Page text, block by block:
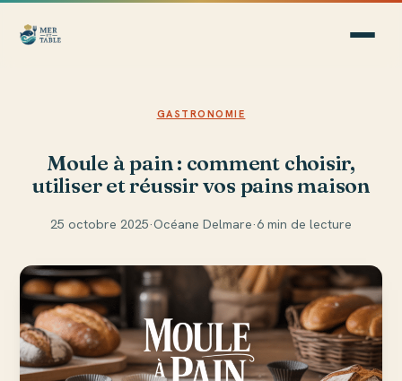
GASTRONOMIE
Moule à pain : comment choisir,
utiliser et réussir vos pains maison
25 octobre 2025·Océane Delmare·6 min de lecture